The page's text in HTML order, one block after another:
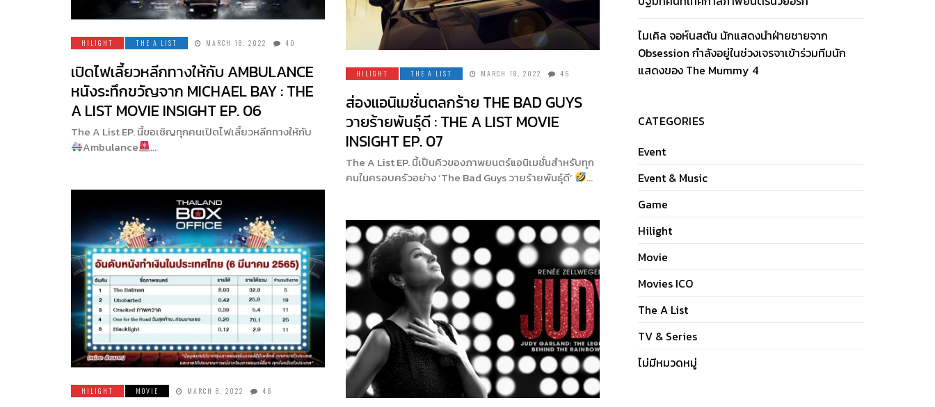
HILIGHT THE A LIST MARCH 18, 2022 40
เปิดไฟเลี้ยวหลีกทางให้กับ AMBULANCE
หนังระทึกขวัญจาก MICHAEL BAY : THE
A LIST MOVIE INSIGHT EP. 06
The A List EP. นี้ขอเชิญทุกคนเปิดไฟเลี้ยวหลีกทางให้กับ
Ambulance
…
HILIGHT THE A LIST MARCH 18, 2022 46
ส่องแอนิเมชั่นตลกร้าย THE BAD GUYS
วายร้ายพันธุ์ดี : THE A LIST MOVIE
INSIGHT EP. 07
The A List EP. นี้เป็นคิวของภาพยนตร์แอนิเมชั่นสำหรับทุก
คนในครอบครัวอย่าง ‘The Bad Guys วายร้ายพันธุ์ดี’
…
HILIGHT MOVIE MARCH 8, 2022 46
ไมเคิล จอห์นสตัน นักแสดงนำฝ่ายชายจาก
Obsession กำลังอยู่ในช่วงเจรจาเข้าร่วมทีมนัก
แสดงของ The Mummy 4
CATEGORIES
Event
Event & Music
Game
Hilight
Movie
Movies ICO
The A List
TV & Series
ไม่มีหมวดหมู่